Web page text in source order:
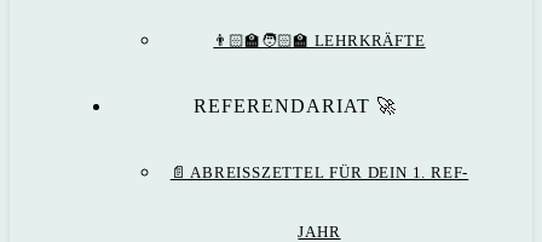
👨🏻‍🏫🧑🏻‍🏫 LEHRKRÄFTE
REFERENDARIAT 🚀
📄 ABREISSZETTEL FÜR DEIN 1. REF-J
AHR